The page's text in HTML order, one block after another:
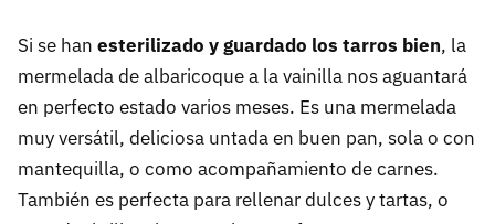
Si se han esterilizado y guardado los tarros bien, la
mermelada de albaricoque a la vainilla nos aguantará
en perfecto estado varios meses. Es una mermelada
muy versátil, deliciosa untada en buen pan, sola o con
mantequilla, o como acompañamiento de carnes.
También es perfecta para rellenar dulces y tartas, o